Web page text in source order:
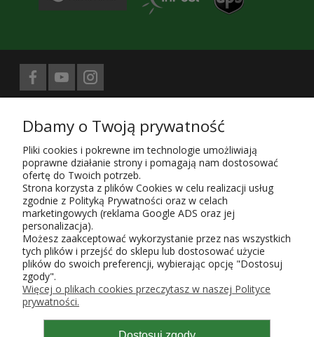
Treści znajdujące się na stronie sklepu KaRoKa.pl są jego własnością.
Zgodnie z ustawą z 4.02.1994 4. o prawie autorskim i prawach
pokrewnych (Dz. U. z 1994 r. Nr 24, poz. 83, sprost. Dz.U. 94 nr 43 poz.
170) kopiowanie, powielanie i rozpowszechnianie w całości lub części
przedstawionych treści wymaga zgody autora i podania źródła.
Użytkowanie sklepu oznacza zgodę na wykorzystywanie plików cookies.
Szczegółowe informacje wPolityce prywatności.
KaRoKa Katarzyna Roth-Kłudka
Piaszczysta 6,
tel. w sprawie zamówień - do sklepu 723 143 153, pn-pt, godz. 9-17;
e-mail:karoka@karoka.pl, NIP 952-107-70-85, Regon 015651496
Wpisu do ewidencji działalności gospodarczej, prowadzonej przez
Burmistrza Gminy Grodzisk Maz. dokonano w roku 2004 pod numerem
9487. Zgłoszenie zbioru danych do GIODO uzyskało poświadczony
identyfikator: 18003/2013.
Nr konta:PKO BP 73 1020 1055 0000 9102 0199 9325
Dbamy o Twoją prywatność
Pliki cookies i pokrewne im technologie umożliwiają
poprawne działanie strony i pomagają nam dostosować
ofertę do Twoich potrzeb.
Strona korzysta z plików Cookies w celu realizacji usług
zgodnie z Polityką Prywatności oraz w celach
marketingowych (reklama Google ADS oraz jej
personalizacja).
Możesz zaakceptować wykorzystanie przez nas wszystkich
tych plików i przejść do sklepu lub dostosować użycie
plików do swoich preferencji, wybierając opcję "Dostosuj
zgody".
Więcej o plikach cookies przeczytasz w naszej Polityce
prywatności.